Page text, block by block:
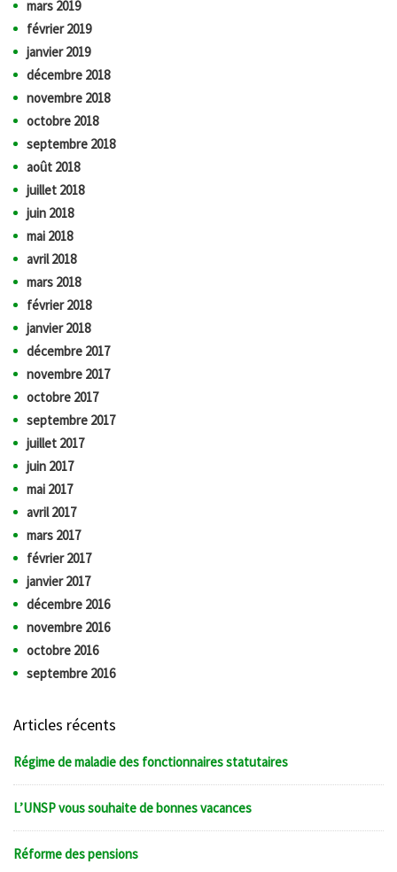
mars 2019
février 2019
janvier 2019
décembre 2018
novembre 2018
octobre 2018
septembre 2018
août 2018
juillet 2018
juin 2018
mai 2018
avril 2018
mars 2018
février 2018
janvier 2018
décembre 2017
novembre 2017
octobre 2017
septembre 2017
juillet 2017
juin 2017
mai 2017
avril 2017
mars 2017
février 2017
janvier 2017
décembre 2016
novembre 2016
octobre 2016
septembre 2016
Articles récents
Régime de maladie des fonctionnaires statutaires
L’UNSP vous souhaite de bonnes vacances
Réforme des pensions